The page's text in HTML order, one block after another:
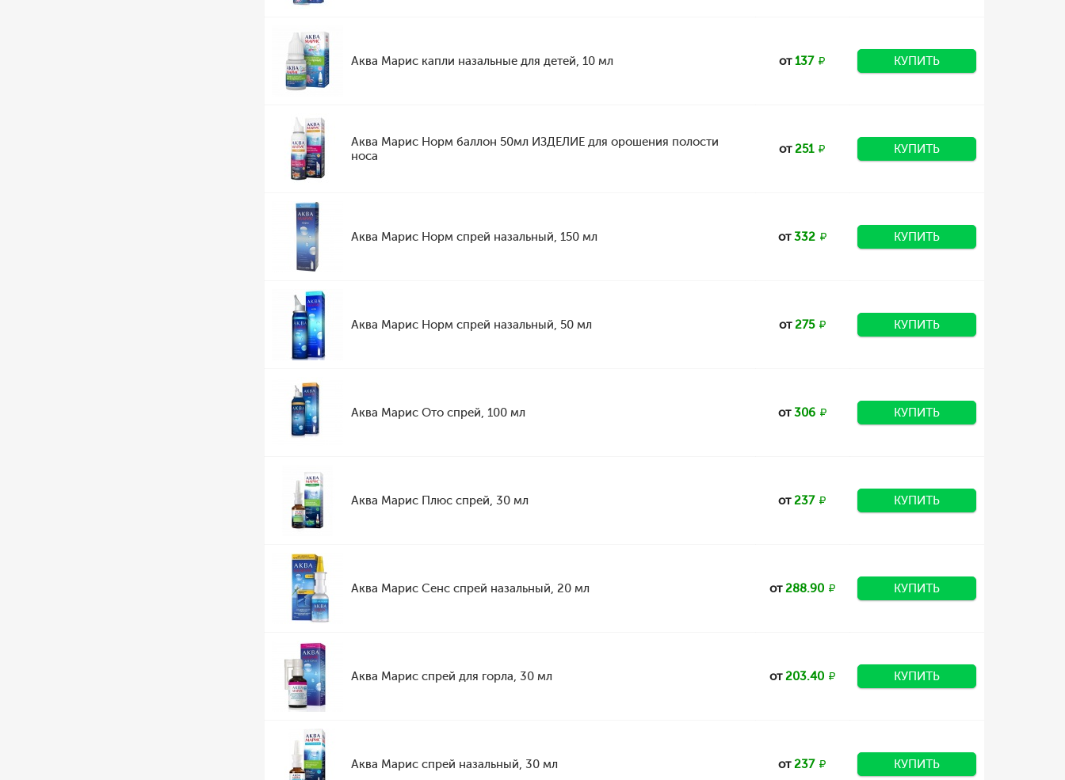
Аква Марис капли назальные для детей, 10 мл от137 КУПИТЬ
Аква Марис Норм баллон 50мл ИЗДЕЛИЕ для орошения полости
носа
от251 КУПИТЬ
Аква Марис Норм спрей назальный, 150 мл от332 КУПИТЬ
Аква Марис Норм спрей назальный, 50 мл от275 КУПИТЬ
Аква Марис Ото спрей, 100 мл от306 КУПИТЬ
Аква Марис Плюс спрей, 30 мл от237 КУПИТЬ
Аква Марис Сенс спрей назальный, 20 мл от288.90 КУПИТЬ
Аква Марис спрей для горла, 30 мл от203.40 КУПИТЬ
Аква Марис спрей назальный, 30 мл от237 КУПИТЬ